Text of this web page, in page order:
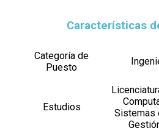
Características
Categoría de
Puesto
Estudios
Sistemas